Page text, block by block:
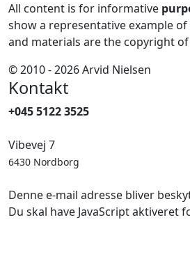
All content is for informative
show a representative example of
and materials are the copyright of
© 2010 - 2026 Arvid Nielsen
Kontakt
+045 5122 3525
Vibevej 7
6430 Nordborg
Denne e-mail adresse bliver
Du skal have JavaScript aktiveret